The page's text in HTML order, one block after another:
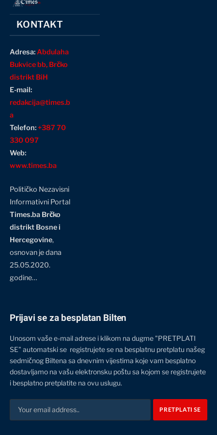
KONTAKT
Adresa:Abdulaha
Bukvice bb, Brčko
distrikt BiH
E-mail:
redakcija@times.b
a
Telefon:+387 70
330 097
Web:
www.times.ba
Političko Nezavisni
Informativni Portal
Times.ba Brčko
distrikt Bosne i
Hercegovine,
osnovan je dana
25.05.2020.
godine…
Prijavi se za besplatan Bilten
Unosom vaše e-mail adrese i klikom na dugme "PRETPLATI
SE" automatski se registrujete se na besplatnu pretplatu našeg
sedmičnog Biltena sa dnevnim vijestima koje vam besplatno
dostavljamo na vašu elektronsku poštu sa kojom se registrujete
i besplatno pretplatite na ovu uslugu.